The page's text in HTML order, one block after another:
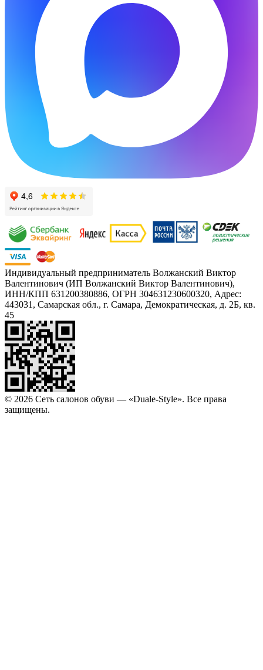
Индивидуальный предприниматель Волжанский Виктор
Валентинович (ИП Волжанский Виктор Валентинович),
ИНН/КПП 631200380886, ОГРН 304631230600320, Адрес:
443031, Самарская обл., г. Самара, Демократическая, д. 2Б, кв.
45
© 2026 Сеть салонов обуви — «Duale-Style». Все права
защищены.